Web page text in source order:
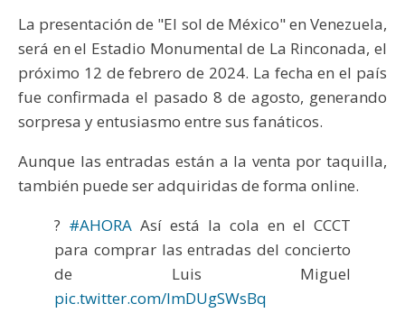
La presentación de "El sol de México" en Venezuela,
será en el Estadio Monumental de La Rinconada, el
próximo 12 de febrero de 2024. La fecha en el país
fue confirmada el pasado 8 de agosto, generando
sorpresa y entusiasmo entre sus fanáticos.
Aunque las entradas están a la venta por taquilla,
también puede ser adquiridas de forma online.
? #AHORA Así está la cola en el CCCT
para comprar las entradas del concierto
de Luis Miguel
pic.twitter.com/lmDUgSWsBq